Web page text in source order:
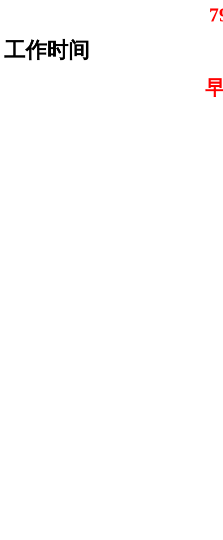
工作时间